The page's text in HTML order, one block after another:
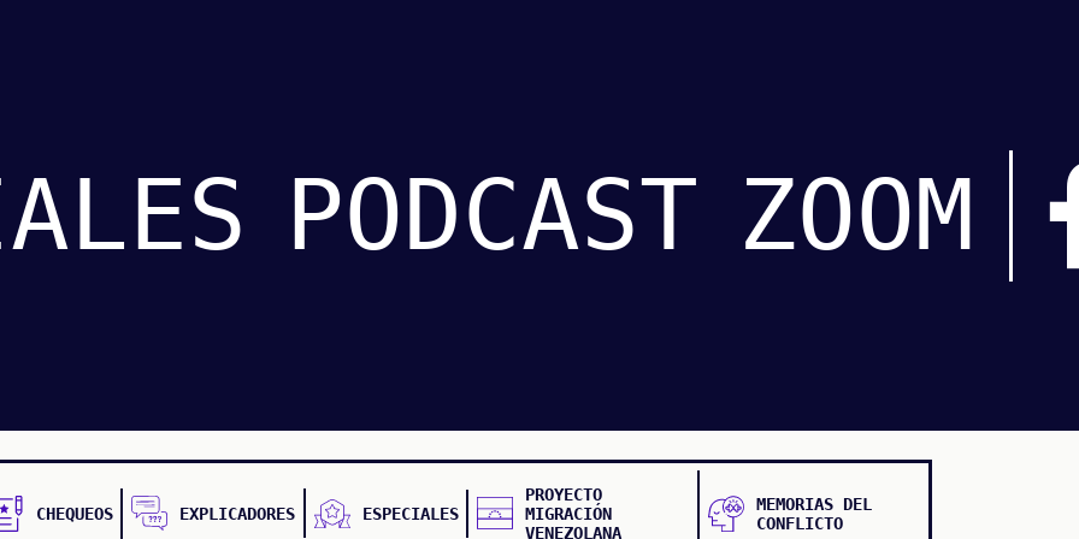
PODCAST ZOOM
CHEQUEOS EXPLICADORES ESPECIALES
PROYECTO
MIGRACIÓN
VENEZOLANA
MEMORIAS DEL
CONFLICTO